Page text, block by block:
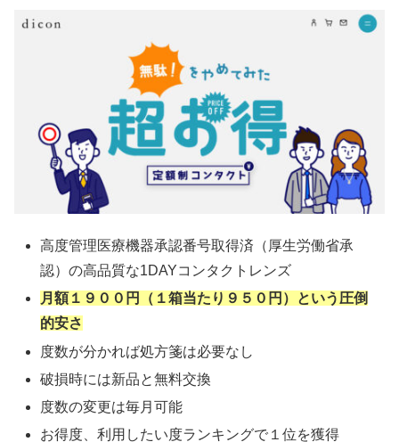
高度管理医療機器承認番号取得済（厚生労働省承
認）の高品質な1DAYコンタクトレンズ
月額１９００円（１箱当たり９５０円）という圧倒
的安さ
度数が分かれば処方箋は必要なし
破損時には新品と無料交換
度数の変更は毎月可能
お得度、利用したい度ランキングで１位を獲得